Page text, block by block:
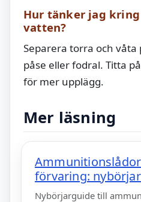
Hur tänker jag
vatten?
Separera torra och våta
påse eller fodral. Titta på
för mer upplägg.
Mer läsning
förvaring:
Nybörjarguide till